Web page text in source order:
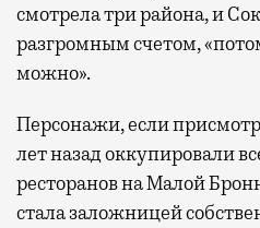
смотрела три района, и
разгромным счетом,
можно».
Персонажи, если
лет назад оккупировали
ресторанов на Малой
стала заложницей